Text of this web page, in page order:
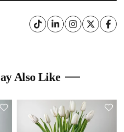
Also Like